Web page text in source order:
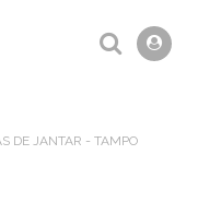
DE JANTAR - TAMPO